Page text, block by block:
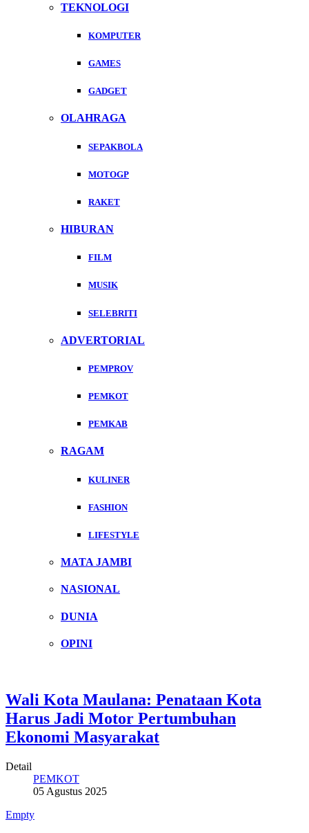
TEKNOLOGI
KOMPUTER
GAMES
GADGET
OLAHRAGA
SEPAKBOLA
MOTOGP
RAKET
HIBURAN
FILM
MUSIK
SELEBRITI
ADVERTORIAL
PEMPROV
PEMKOT
PEMKAB
RAGAM
KULINER
FASHION
LIFESTYLE
MATA JAMBI
NASIONAL
DUNIA
OPINI
Wali Kota Maulana: Penataan Kota
Harus Jadi Motor Pertumbuhan
Ekonomi Masyarakat
Detail
PEMKOT
05 Agustus 2025
Empty